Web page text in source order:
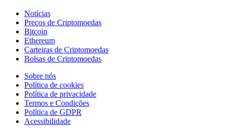
Notícias
Preços de Criptomoedas
Bitcoin
Ethereum
Carteiras de Criptomoedas
Bolsas de Criptomoedas
Sobre nós
Política de cookies
Política de privacidade
Termos e Condições
Política de GDPR
Acessibilidade